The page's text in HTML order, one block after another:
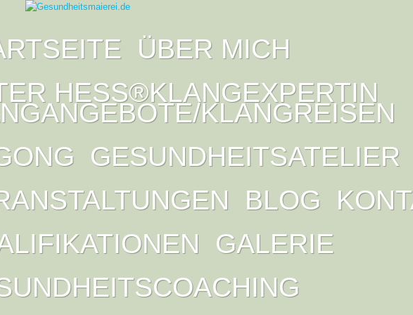
ÜBER MICH
HESS®KLANGEXPERTIN
KLANGREISEN
GESUNDHEITSATELIER
BLOG
GALERIE